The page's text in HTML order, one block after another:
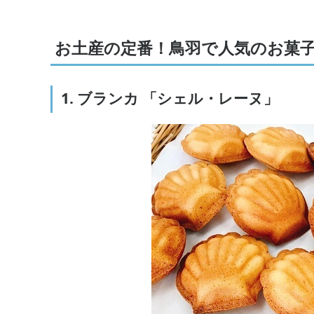
お土産の定番！鳥羽で人気のお菓
1. ブランカ 「シェル・レーヌ」